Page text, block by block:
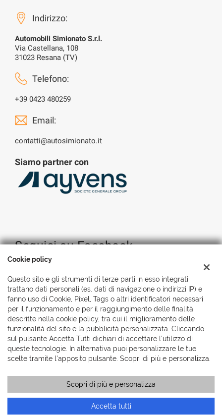
Indirizzo:
Automobili Simionato S.r.l.
Via Castellana, 108
31023 Resana (TV)
Telefono:
+39 0423 480259
Email:
contatti@autosimionato.it
Siamo partner con
Seguici su Facebook
Copyright © 2026 Automobili Simionato S.r.l., Tutti i diritti
riservati-Leggi l'informativa sulla privacy-Cookie Policy
Cookie policy
Questo sito e gli strumenti di terze parti in esso integrati
trattano dati personali (es. dati di navigazione o indirizzi IP) e
fanno uso di Cookie, Pixel, Tags o altri identificatori necessari
per il funzionamento e per il raggiungimento delle finalità
descritte nella cookie policy, tra cui il miglioramento delle
funzionalità del sito e la pubblicità personalizzata. Cliccando
sul pulsante Accetta Tutti dichiari di accettare l'utilizzo di
queste tecnologie. In alternativa puoi personalizzare le tue
scelte tramite l'apposito pulsante. Scopri di più e personalizza.
Scopri di più e personalizza
Accetta tutti